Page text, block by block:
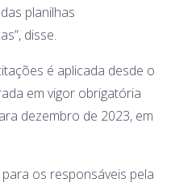
planilhas
disse.
é aplicada desde o
em vigor obrigatória
dezembro de 2023, em
os responsáveis pela